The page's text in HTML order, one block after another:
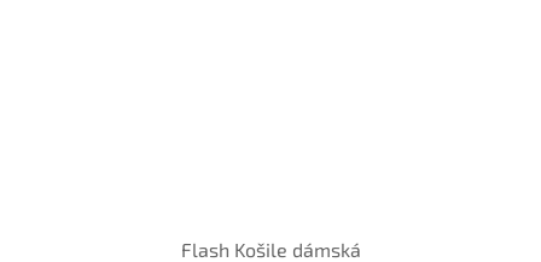
Flash Košile dámská